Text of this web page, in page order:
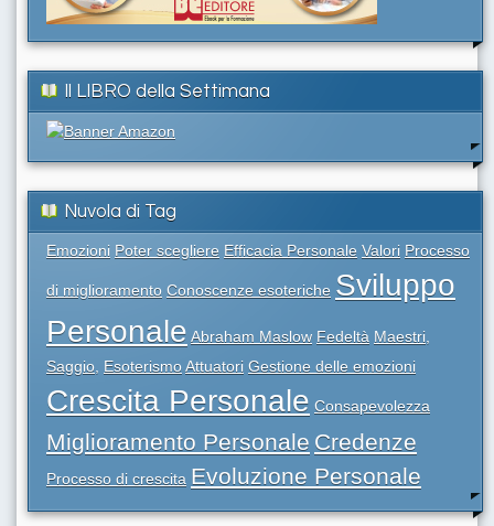
Il LIBRO della Settimana
Nuvola di Tag
Emozioni Poter scegliere Efficacia Personale Valori Processo
di miglioramento Conoscenze esoteriche Sviluppo
Personale Abraham Maslow Fedeltà Maestri,
Saggio, EsoterismoAttuatori Gestione delle emozioni
Crescita Personale Consapevolezza
Miglioramento Personale Credenze
Processo di crescita Evoluzione Personale